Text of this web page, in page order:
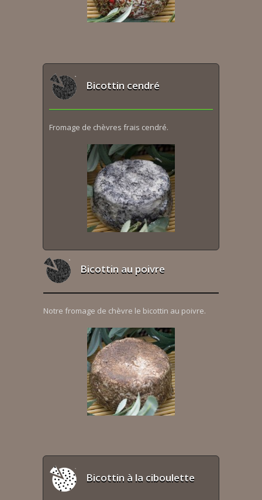
Bicottin cendré
Fromage de chèvres frais cendré.
Bicottin au poivre
Notre fromage de chèvre le bicottin au poivre.
Bicottin à la ciboulette